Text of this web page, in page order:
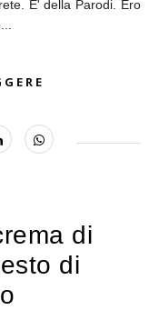
E' della Parodi. Ero
di
di